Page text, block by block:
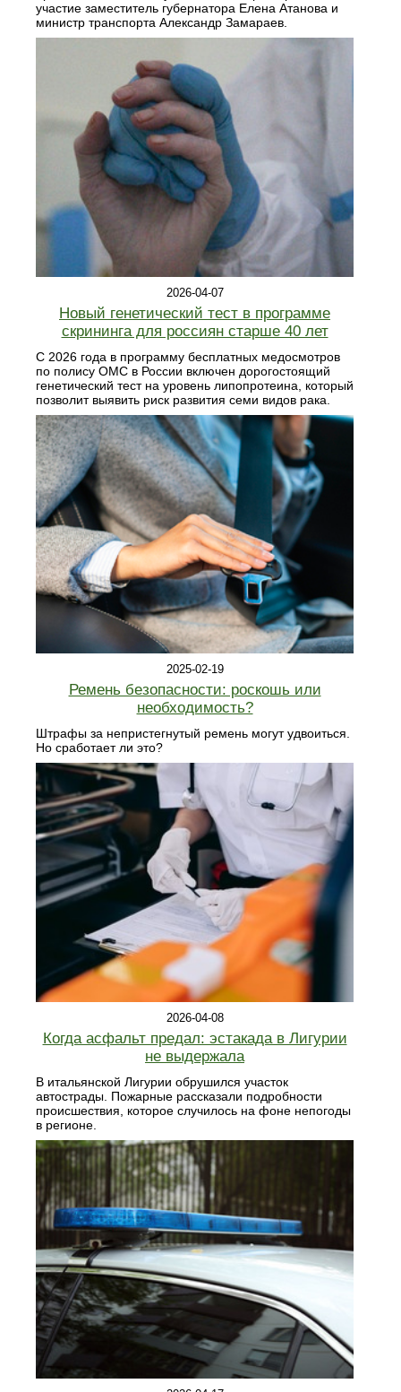
участие заместитель губернатора Елена Атанова и
министр транспорта Александр Замараев.
2026-04-07
Новый генетический тест в программе
скрининга для россиян старше 40 лет
С 2026 года в программу бесплатных медосмотров
по полису ОМС в России включен дорогостоящий
генетический тест на уровень липопротеина, который
позволит выявить риск развития семи видов рака.
2025-02-19
Ремень безопасности: роскошь или
необходимость?
Штрафы за непристегнутый ремень могут удвоиться.
Но сработает ли это?
2026-04-08
Когда асфальт предал: эстакада в Лигурии
не выдержала
В итальянской Лигурии обрушился участок
автострады. Пожарные рассказали подробности
происшествия, которое случилось на фоне непогоды
в регионе.